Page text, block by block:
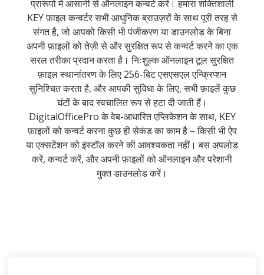
प्रारूपों में आसानी से ऑनलाइन कन्वर्ट करें। हमारा शक्तिशाली
KEY फ़ाइल कन्वर्टर सभी आधुनिक ब्राउज़रों के साथ पूरी तरह से
संगत है, जो आपको किसी भी पंजीकरण या डाउनलोड के बिना
अपनी फ़ाइलों को तेज़ी से और सुरक्षित रूप से कन्वर्ट करने का एक
सरल तरीका प्रदान करता है। निःशुल्क ऑनलाइन टूल सुरक्षित
फ़ाइल स्थानांतरण के लिए 256-बिट एसएसएल एन्क्रिप्शन
सुनिश्चित करता है, और आपकी सुविधा के लिए, सभी फ़ाइलें कुछ
घंटों के बाद स्वचालित रूप से हटा दी जाती हैं।
DigitalOfficePro के वेब-आधारित एप्लिकेशन के साथ, KEY
फ़ाइलों को कन्वर्ट करना कुछ ही सेकंड का काम है – किसी भी ऐप
या एक्सटेंशन को इंस्टॉल करने की आवश्यकता नहीं। बस अपलोड
करें, कन्वर्ट करें, और अपनी फ़ाइलों को ऑनलाइन और परेशानी
मुक्त डाउनलोड करें।